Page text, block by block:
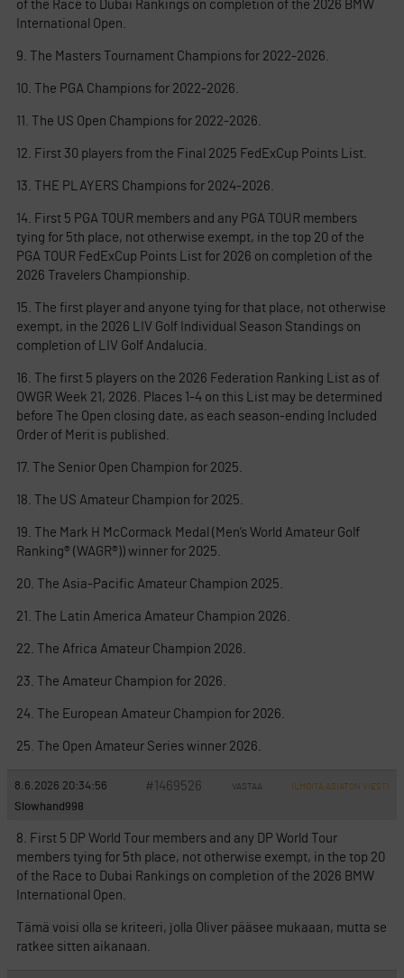
of the Race to Dubai Rankings on completion of the 2026 BMW
International Open.
9. The Masters Tournament Champions for 2022-2026.
10. The PGA Champions for 2022-2026.
11. The US Open Champions for 2022-2026.
12. First 30 players from the Final 2025 FedExCup Points List.
13. THE PLAYERS Champions for 2024-2026.
14. First 5 PGA TOUR members and any PGA TOUR members
tying for 5th place, not otherwise exempt, in the top 20 of the
PGA TOUR FedExCup Points List for 2026 on completion of the
2026 Travelers Championship.
15. The first player and anyone tying for that place, not otherwise
exempt, in the 2026 LIV Golf Individual Season Standings on
completion of LIV Golf Andalucia.
16. The first 5 players on the 2026 Federation Ranking List as of
OWGR Week 21, 2026. Places 1-4 on this List may be determined
before The Open closing date, as each season-ending Included
Order of Merit is published.
17. The Senior Open Champion for 2025.
18. The US Amateur Champion for 2025.
19. The Mark H McCormack Medal (Men’s World Amateur Golf
Ranking® (WAGR®)) winner for 2025.
20. The Asia-Pacific Amateur Champion 2025.
21. The Latin America Amateur Champion 2026.
22. The Africa Amateur Champion 2026.
23. The Amateur Champion for 2026.
24. The European Amateur Champion for 2026.
25. The Open Amateur Series winner 2026.
8.6.2026 20:34:56 #1469526 VASTAA ILMOITA ASIATON VIESTI
Slowhand998
8. First 5 DP World Tour members and any DP World Tour
members tying for 5th place, not otherwise exempt, in the top 20
of the Race to Dubai Rankings on completion of the 2026 BMW
International Open.
Tämä voisi olla se kriteeri, jolla Oliver pääsee mukaaan, mutta se
ratkee sitten aikanaan.